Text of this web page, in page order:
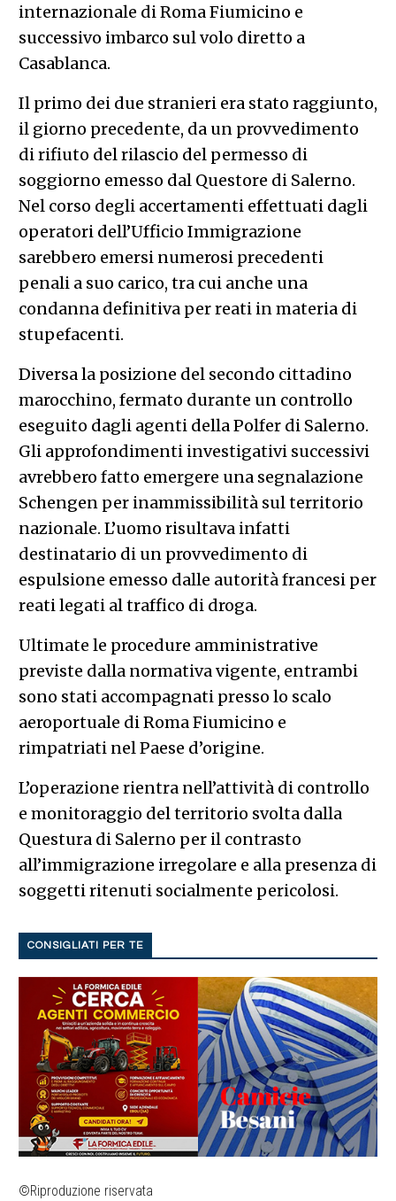
internazionale di Roma Fiumicino e
successivo imbarco sul volo diretto a
Casablanca.
Il primo dei due stranieri era stato raggiunto,
il giorno precedente, da un provvedimento
di rifiuto del rilascio del permesso di
soggiorno emesso dal Questore di Salerno.
Nel corso degli accertamenti effettuati dagli
operatori dell’Ufficio Immigrazione
sarebbero emersi numerosi precedenti
penali a suo carico, tra cui anche una
condanna definitiva per reati in materia di
stupefacenti.
Diversa la posizione del secondo cittadino
marocchino, fermato durante un controllo
eseguito dagli agenti della Polfer di Salerno.
Gli approfondimenti investigativi successivi
avrebbero fatto emergere una segnalazione
Schengen per inammissibilità sul territorio
nazionale. L’uomo risultava infatti
destinatario di un provvedimento di
espulsione emesso dalle autorità francesi per
reati legati al traffico di droga.
Ultimate le procedure amministrative
previste dalla normativa vigente, entrambi
sono stati accompagnati presso lo scalo
aeroportuale di Roma Fiumicino e
rimpatriati nel Paese d’origine.
L’operazione rientra nell’attività di controllo
e monitoraggio del territorio svolta dalla
Questura di Salerno per il contrasto
all’immigrazione irregolare e alla presenza di
soggetti ritenuti socialmente pericolosi.
CONSIGLIATI PER TE
©Riproduzione riservata